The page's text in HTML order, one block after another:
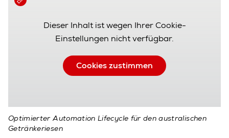
Dieser Inhalt ist wegen Ihrer Cookie-
Einstellungen nicht verfügbar.
Cookies zustimmen
Optimierter Automation Lifecycle für den australischen
Getränkeriesen